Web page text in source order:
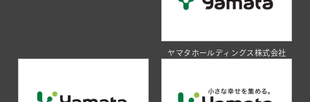
ヤマタホールディングス株式会社